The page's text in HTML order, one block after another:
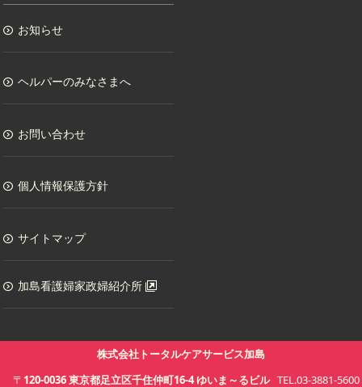
お知らせ
ヘルパーのみなさまへ
お問い合わせ
個人情報保護方針
サイトマップ
加島看護婦家政婦紹介所
株式会社トータルケアサービス加島
〒 120-0036東京都足立区千住仲町16-4ゆいま～るビル TEL.03-3881-5600